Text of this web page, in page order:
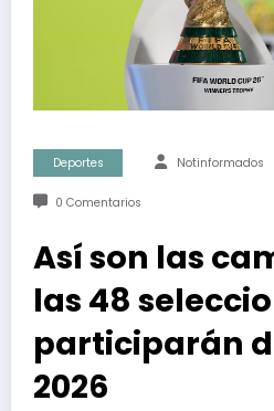
Deportes Notinformados
0 Comentarios
Así son las
las 48
participarán
2026